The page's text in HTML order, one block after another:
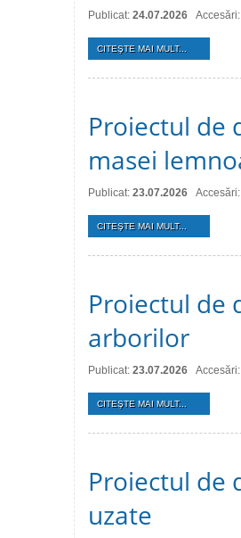
Publicat: 24.07.2026
CITEŞTE MAI MULT...
Proiectul de
masei
Publicat: 23.07.2026
CITEŞTE MAI MULT...
Proiectul de
arborilor
Publicat: 23.07.2026
CITEŞTE MAI MULT...
Proiectul de
uzate